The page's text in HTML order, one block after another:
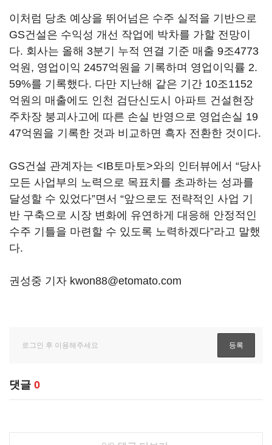
이처럼 당초 예상을 뛰어넘은 수주 실적을 기반으로
GS건설은 수익성 개선 작업에 박차를 가할 전망이
다. 회사는 올해 3분기 누적 연결 기준 매출 9조4773
억원, 영업이익 2457억원을 기록하며 영업이익률 2.
59%를 기록했다. 다만 지난해 같은 기간 10조1152
억원의 매출에도 인천 검단신도시 아파트 건설현장
주차장 붕괴사고에 따른 손실 반영으로 영업손실 19
47억원을 기록한 것과 비교하면 흑자 전환한 것이다.
GS건설 관계자는 <IB토마토>와의 인터뷰에서 “당사
모든 사업부의 노력으로 목표치를 초과하는 성과를
달성할 수 있었다”면서 “앞으로도 전략적인 사업 기
반 구축으로 시장 변화에 유연하게 대응해 안정적인
수주 기틀을 마련할 수 있도록 노력하겠다”라고 말했
다.
권성중 기자 kwon88@etomato.com
댓글 0